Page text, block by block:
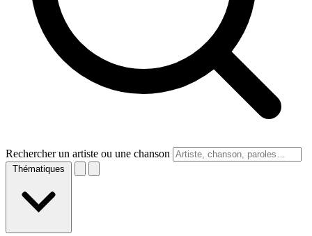
Rechercher un artiste ou une chanson
Thématiques